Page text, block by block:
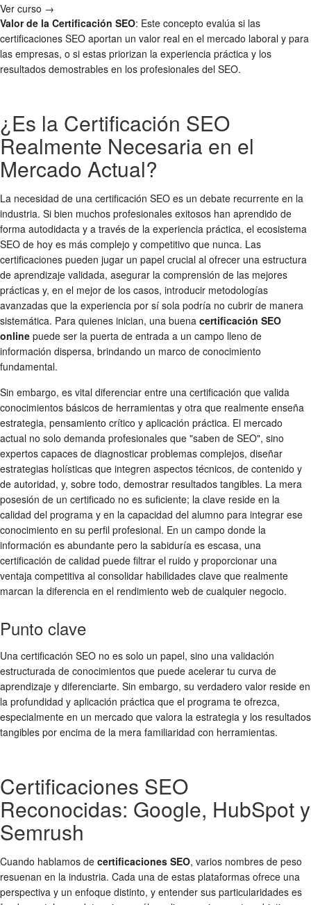
Ver curso →
Valor de la Certificación SEO: Este concepto evalúa si las
certificaciones SEO aportan un valor real en el mercado laboral y para
las empresas, o si estas priorizan la experiencia práctica y los
resultados demostrables en los profesionales del SEO.
¿Es la Certificación SEO
Realmente Necesaria en el
Mercado Actual?
La necesidad de una certificación SEO es un debate recurrente en la
industria. Si bien muchos profesionales exitosos han aprendido de
forma autodidacta y a través de la experiencia práctica, el ecosistema
SEO de hoy es más complejo y competitivo que nunca. Las
certificaciones pueden jugar un papel crucial al ofrecer una estructura
de aprendizaje validada, asegurar la comprensión de las mejores
prácticas y, en el mejor de los casos, introducir metodologías
avanzadas que la experiencia por sí sola podría no cubrir de manera
sistemática. Para quienes inician, una buena certificación SEO
online puede ser la puerta de entrada a un campo lleno de
información dispersa, brindando un marco de conocimiento
fundamental.
Sin embargo, es vital diferenciar entre una certificación que valida
conocimientos básicos de herramientas y otra que realmente enseña
estrategia, pensamiento crítico y aplicación práctica. El mercado
actual no solo demanda profesionales que "saben de SEO", sino
expertos capaces de diagnosticar problemas complejos, diseñar
estrategias holísticas que integren aspectos técnicos, de contenido y
de autoridad, y, sobre todo, demostrar resultados tangibles. La mera
posesión de un certificado no es suficiente; la clave reside en la
calidad del programa y en la capacidad del alumno para integrar ese
conocimiento en su perfil profesional. En un campo donde la
información es abundante pero la sabiduría es escasa, una
certificación de calidad puede filtrar el ruido y proporcionar una
ventaja competitiva al consolidar habilidades clave que realmente
marcan la diferencia en el rendimiento web de cualquier negocio.
Punto clave
Una certificación SEO no es solo un papel, sino una validación
estructurada de conocimientos que puede acelerar tu curva de
aprendizaje y diferenciarte. Sin embargo, su verdadero valor reside en
la profundidad y aplicación práctica que el programa te ofrezca,
especialmente en un mercado que valora la estrategia y los resultados
tangibles por encima de la mera familiaridad con herramientas.
Certificaciones SEO
Reconocidas: Google, HubSpot y
Semrush
Cuando hablamos de certificaciones SEO, varios nombres de peso
resuenan en la industria. Cada una de estas plataformas ofrece una
perspectiva y un enfoque distinto, y entender sus particularidades es